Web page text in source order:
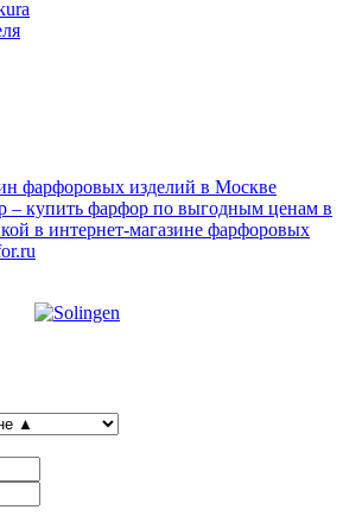
фарфоровых изделий в Москве
– купить фарфор по выгодным ценам в
в интернет-магазине фарфоровых